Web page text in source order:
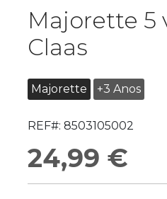
Majorette 5
Claas
Majorette +3 Anos
REF#: 8503105002
24,99 €
início
Galeria
imagens